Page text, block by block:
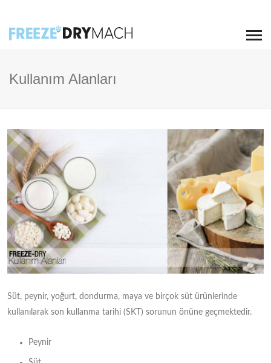
Kullanım Alanları
Süt, peynir, yoğurt, dondurma, maya ve birçok süt ürünlerinde
kullanılarak son kullanma tarihi (SKT) sorunun önüne geçmektedir.
Peynir